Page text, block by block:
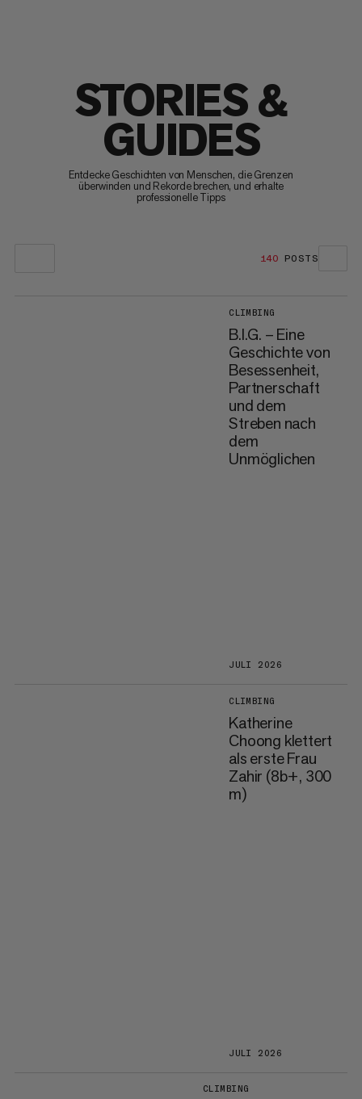
STORIES &
GUIDES
Entdecke Geschichten von Menschen, die Grenzen
überwinden und Rekorde brechen, und erhalte
professionelle Tipps
140 POSTS
CLIMBING
B.I.G. – Eine
Geschichte von
Besessenheit,
Partnerschaft
und dem
Streben nach
dem
Unmöglichen
JULI 2026
CLIMBING
Katherine
Choong klettert
als erste Frau
Zahir (8b+, 300
m)
JULI 2026
CLIMBING